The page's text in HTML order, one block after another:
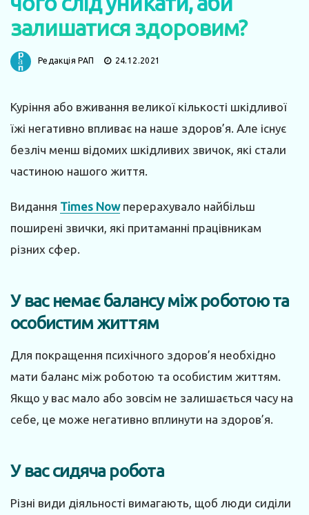
залишатися здоровим?
Редакція РАП 24.12.2021
Куріння або вживання великої кількості шкідливої ​​
їжі негативно впливає на наше здоров’я. Але існує
безліч менш відомих шкідливих звичок, які стали
частиною нашого життя.
Видання Times Nowперерахувало найбільш
поширені звички, які притаманні працівникам
різних сфер.
У вас немає балансу між роботою та
особистим життям
Для покращення психічного здоров’я необхідно
мати баланс між роботою та особистим життям.
Якщо у вас мало або зовсім не залишається часу на
себе, це може негативно вплинути на здоров’я.
У вас сидяча робота
Різні види діяльності вимагають, щоб люди сиділи